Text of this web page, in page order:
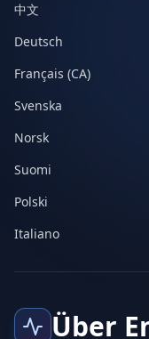
中文
Deutsch
Français (CA)
Svenska
Norsk
Suomi
Polski
Italiano
Über